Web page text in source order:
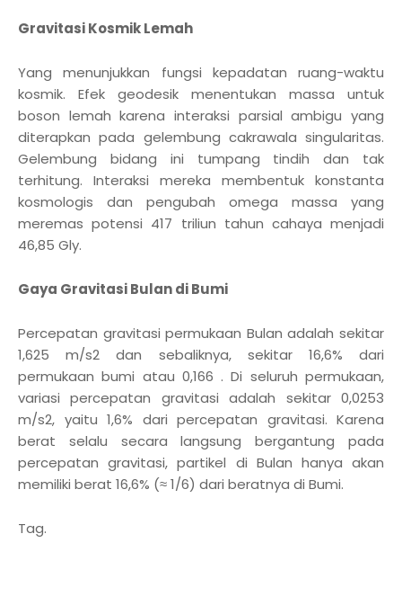
Gravitasi Kosmik Lemah
Yang menunjukkan fungsi kepadatan ruang-waktu
kosmik. Efek geodesik menentukan massa untuk
boson lemah karena interaksi parsial ambigu yang
diterapkan pada gelembung cakrawala singularitas.
Gelembung bidang ini tumpang tindih dan tak
terhitung. Interaksi mereka membentuk konstanta
kosmologis dan pengubah omega massa yang
meremas potensi 417 triliun tahun cahaya menjadi
46,85 Gly.
Gaya Gravitasi Bulan di Bumi
Percepatan gravitasi permukaan Bulan adalah sekitar
1,625 m/s2 dan sebaliknya, sekitar 16,6% dari
permukaan bumi atau 0,166 . Di seluruh permukaan,
variasi percepatan gravitasi adalah sekitar 0,0253
m/s2, yaitu 1,6% dari percepatan gravitasi. Karena
berat selalu secara langsung bergantung pada
percepatan gravitasi, partikel di Bulan hanya akan
memiliki berat 16,6% (≈ 1/6) dari beratnya di Bumi.
Tag.